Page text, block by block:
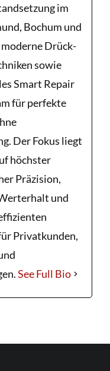
im
Bochum und
Drück-
sowie
Smart Repair
für perfekte
Der Fokus liegt
höchster
Präzision,
und
Privatkunden,
See Full Bio